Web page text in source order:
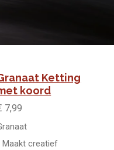
Ketting
koord
7,99
Maakt creatief